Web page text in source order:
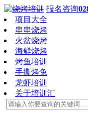
报名咨询
项目大全
串串烧烤
火盆烧烤
海鲜烧烤
烤鱼培训
手撕烤兔
龙虾培训
关于培训汇